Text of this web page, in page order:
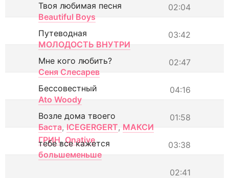
02:04
Твоя любимая песня
Beautiful Boys
03:42
Путеводная
МОЛОДОСТЬ ВНУТРИ
02:47
Мне кого любить?
Сеня Слесарев
04:16
Бессовестный
Ato Woody
01:58
Возле дома твоего
Баста, ICEGERGERT, МАКСИ
ГРИН, Onative 03:38
тебе все кажется
большеменьше
02:41